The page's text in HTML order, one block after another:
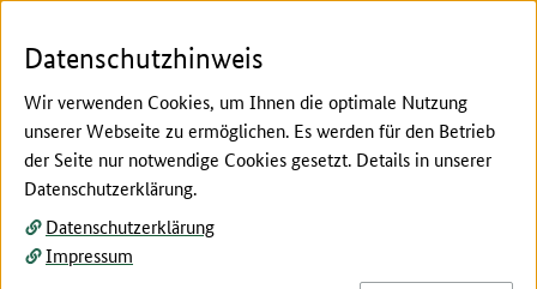
Menü
Hier beginnt der Hauptinhalt dieser Seite
Pressemitteilung des
Datenschutzhinweis
Wir verwenden Cookies, um Ihnen die optimale Nutzung
unserer Webseite zu ermöglichen. Es werden für den Betrieb
der Seite nur notwendige Cookies gesetzt. Details in unserer
Datenschutzerklärung.
Datenschutzerklärung
Impressum